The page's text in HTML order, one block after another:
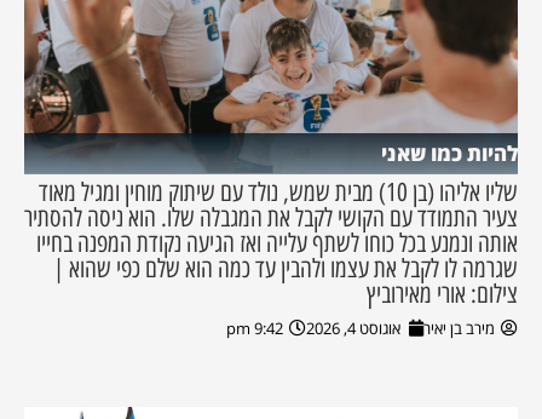
להיות כמו שאני
שליו אליהו (בן 10) מבית שמש, נולד עם שיתוק מוחין ומגיל מאוד
צעיר התמודד עם הקושי לקבל את המגבלה שלו. הוא ניסה להסתיר
אותה ונמנע בכל כוחו לשתף עלייה ואז הגיעה נקודת המפנה בחייו
שגרמה לו לקבל את עצמו ולהבין עד כמה הוא שלם כפי שהוא |
צילום: אורי מאירוביץ
מירב בן יאיר אוגוסט 4, 2026 9:42 pm